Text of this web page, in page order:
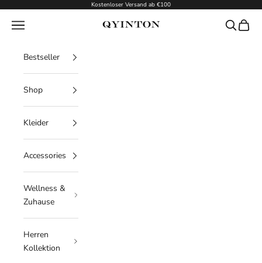
Kostenloser Versand ab €100
Qyinton
Menü Suchen
Bestseller
Shop
Kleider
Accessories
Wellness &
Zuhause
Herren
Kollektion